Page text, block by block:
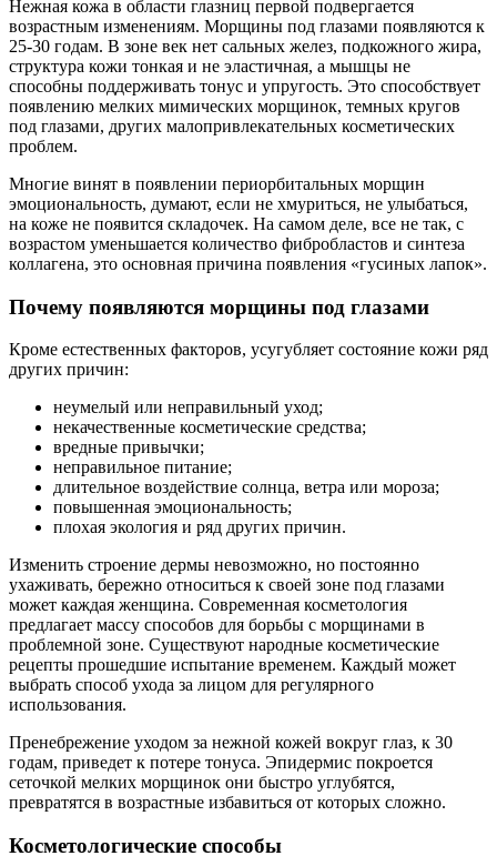
Нежная кожа в области глазниц первой подвергается
возрастным изменениям. Морщины под глазами появляются к
25-30 годам. В зоне век нет сальных желез, подкожного жира,
структура кожи тонкая и не эластичная, а мышцы не
способны поддерживать тонус и упругость. Это способствует
появлению мелких мимических морщинок, темных кругов
под глазами, других малопривлекательных косметических
проблем.
Многие винят в появлении периорбитальных морщин
эмоциональность, думают, если не хмуриться, не улыбаться,
на коже не появится складочек. На самом деле, все не так, с
возрастом уменьшается количество фибробластов и синтеза
коллагена, это основная причина появления «гусиных лапок».
Почему появляются морщины под глазами
Кроме естественных факторов, усугубляет состояние кожи ряд
других причин:
неумелый или неправильный уход;
некачественные косметические средства;
вредные привычки;
неправильное питание;
длительное воздействие солнца, ветра или мороза;
повышенная эмоциональность;
плохая экология и ряд других причин.
Изменить строение дермы невозможно, но постоянно
ухаживать, бережно относиться к своей зоне под глазами
может каждая женщина. Современная косметология
предлагает массу способов для борьбы с морщинами в
проблемной зоне. Существуют народные косметические
рецепты прошедшие испытание временем. Каждый может
выбрать способ ухода за лицом для регулярного
использования.
Пренебрежение уходом за нежной кожей вокруг глаз, к 30
годам, приведет к потере тонуса. Эпидермис покроется
сеточкой мелких морщинок они быстро углубятся,
превратятся в возрастные избавиться от которых сложно.
Косметологические способы